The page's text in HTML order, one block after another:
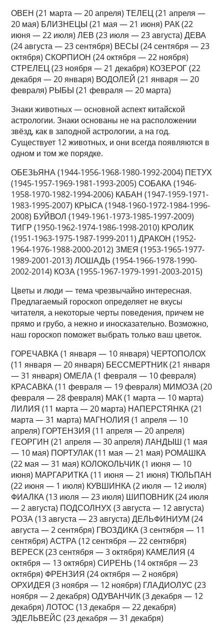
ОВЕН (21 марта — 20 апреля) ТЕЛЕЦ (21 апреля —
20 мая) БЛИЗНЕЦЫ (21 мая — 21 июня) РАК (22
июня — 22 июля) ЛЕВ (23 июля — 23 августа) ДЕВА
(24 августа — 23 сентября) ВЕСЫ (24 сентября — 23
октября) СКОРПИОН (24 октября — 22 ноября)
СТРЕЛЕЦ (23 ноября — 21 декабря) КОЗЕРОГ (22
декабря — 20 января) ВОДОЛЕЙ (21 января — 20
февраля) РЫБЫ (21 февраля — 20 марта)
Знаки животных — основной аспект китайской
астрологии. Знаки основаны не на расположении
звёзд, как в заподной астрологии, а на год.
Существует 12 животных, и они всегда появляются в
одном и том же порядке.
ОБЕЗЬЯНА (1944-1956-1968-1980-1992-2004) ПЕТУХ
(1945-1957-1969-1981-1993-2005) СОБАКА (1946-
1958-1970-1982-1994-2006) КАБАН (1947-1959-1971-
1983-1995-2007) КРЫСА (1948-1960-1972-1984-1996-
2008) БУЙВОЛ (1949-1961-1973-1985-1997-2009)
ТИГР (1950-1962-1974-1986-1998-2010) КРОЛИК
(1951-1963-1975-1987-1999-2011) ДРАКОН (1952-
1964-1976-1988-2000-2012) ЗМЕЯ (1953-1965-1977-
1989-2001-2013) ЛОШАДЬ (1954-1966-1978-1990-
2002-2014) КОЗА (1955-1967-1979-1991-2003-2015)
Цветы и люди — тема чрезвычайно интересная.
Предлагаемый гороскоп определяет не вкусы
читателя, а некоторые черты поведения, причем не
прямо и грубо, а нежно и иносказательно. Возможно,
наш гороскоп поможет выбрать только ваш цветок.
ГОРЕЧАВКА (1 января — 10 января) ЧЕРТОПОЛОХ
(11 января — 20 января) БЕССМЕРТНИК (21 января
— 31 января) ОМЕЛА (1 февраля — 10 февраля)
КРАСАВКА (11 февраля — 19 февраля) МИМОЗА (20
февраля — 28 февраля) МАК (1 марта — 10 марта)
ЛИЛИЯ (11 марта — 20 марта) НАПЕРСТЯНКА (21
марта — 31 марта) МАГНОЛИЯ (1 апреля — 10
апреля) ГОРТЕНЗИЯ (11 апреля — 20 апреля)
ГЕОРГИН (21 апреля — 30 апреля) ЛАНДЫШ (1 мая
— 10 мая) ПОРТУЛАК (11 мая — 21 мая) РОМАШКА
(22 мая — 31 мая) КОЛОКОЛЬЧИК (1 июня — 10
июня) МАРГАРИТКА (11 июня — 21 июня) ТЮЛЬПАН
(22 июня — 1 июля) КУВШИНКА (2 июля — 12 июля)
ФИАЛКА (13 июля — 23 июля) ШИПОВНИК (24 июля
— 2 августа) ПОДСОЛНУХ (3 августа — 12 августа)
РОЗА (13 августа — 23 августа) ДЕЛЬФИНИУМ (24
августа — 2 сентября) ГВОЗДИКА (3 сентября — 11
сентября) АСТРА (12 сентября — 22 сентября)
ВЕРЕСК (23 сентября — 3 октября) КАМЕЛИЯ (4
октября — 13 октября) СИРЕНЬ (14 октября — 23
октября) ФРЕНЗИЯ (24 октября — 2 ноября)
ОРХИДЕЯ (3 ноября — 12 ноября) ГЛАДИОЛУС (23
ноября — 2 декабря) ОДУВАНЧИК (3 декабря — 12
декабря) ЛОТОС (13 декабря — 22 декабря)
ЭДЕЛЬВЕЙС (23 декабря — 31 декабря)